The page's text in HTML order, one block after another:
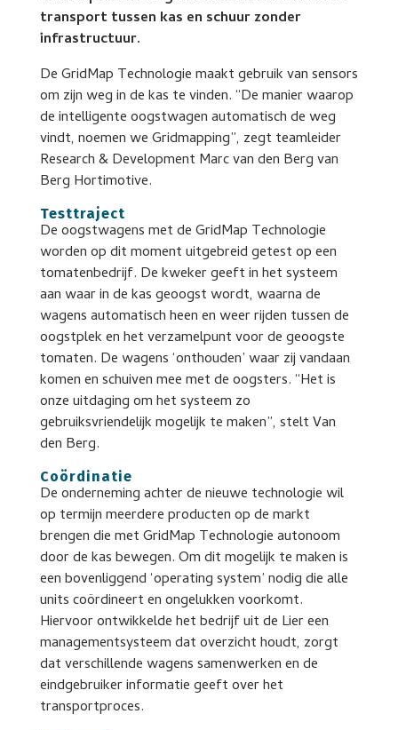
transport tussen kas en schuur zonder
infrastructuur.
De GridMap Technologie maakt gebruik van sensors
om zijn weg in de kas te vinden. “De manier waarop
de intelligente oogstwagen automatisch de weg
vindt, noemen we Gridmapping”, zegt teamleider
Research & Development Marc van den Berg van
Berg Hortimotive.
Testtraject
De oogstwagens met de GridMap Technologie
worden op dit moment uitgebreid getest op een
tomatenbedrijf. De kweker geeft in het systeem
aan waar in de kas geoogst wordt, waarna de
wagens automatisch heen en weer rijden tussen de
oogstplek en het verzamelpunt voor de geoogste
tomaten. De wagens ‘onthouden’ waar zij vandaan
komen en schuiven mee met de oogsters. “Het is
onze uitdaging om het systeem zo
gebruiksvriendelijk mogelijk te maken”, stelt Van
den Berg.
Coördinatie
De onderneming achter de nieuwe technologie wil
op termijn meerdere producten op de markt
brengen die met GridMap Technologie autonoom
door de kas bewegen. Om dit mogelijk te maken is
een bovenliggend ‘operating system’ nodig die alle
units coördineert en ongelukken voorkomt.
Hiervoor ontwikkelde het bedrijf uit de Lier een
managementsysteem dat overzicht houdt, zorgt
dat verschillende wagens samenwerken en de
eindgebruiker informatie geeft over het
transportproces.